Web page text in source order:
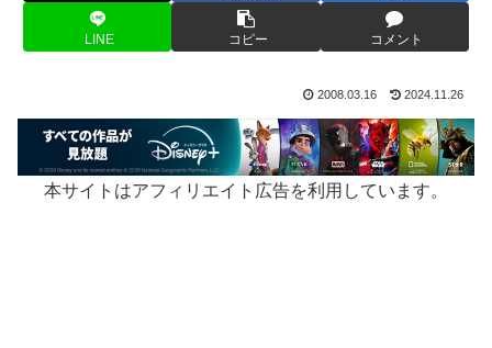
LINE コピー コメント
2008.03.16 2024.11.26
本サイトはアフィリエイト広告を利用しています。